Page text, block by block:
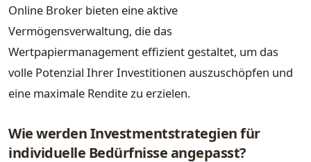
Online Broker bieten eine aktive
Vermögensverwaltung, die das
Wertpapiermanagement effizient gestaltet, um das
volle Potenzial Ihrer Investitionen auszuschöpfen und
eine maximale Rendite zu erzielen.
Wie werden Investmentstrategien für
individuelle Bedürfnisse angepasst?